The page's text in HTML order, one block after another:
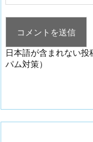
日本語が含まれない
パム対策）